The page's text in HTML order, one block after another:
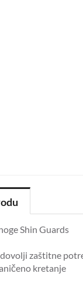
Shin Guards
zaštitne
kretanje